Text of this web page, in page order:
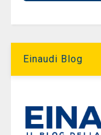
Einaudi Blog